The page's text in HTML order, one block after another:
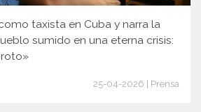
taxista en Cuba y narra la
sumido en una eterna crisis:
25-04-2026 | Prensa